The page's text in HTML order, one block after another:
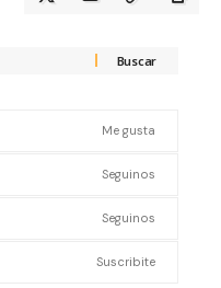
Me gusta
Seguinos
Seguinos
Suscribite